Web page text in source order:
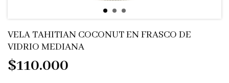
VELA TAHITIAN COCONUT EN FRASCO DE
VIDRIO MEDIANA
$110.000